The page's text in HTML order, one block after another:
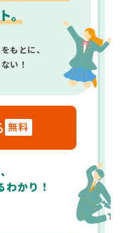
。
もとに、
い！
無料
かり！